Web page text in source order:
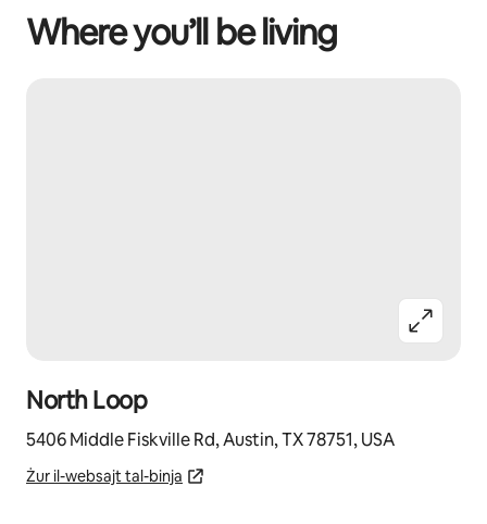
Where you’ll be living
North Loop
5406 Middle Fiskville Rd, Austin, TX 78751, USA
Żur il-websajt tal-binja